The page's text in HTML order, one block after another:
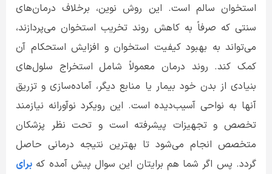
استخوان سالم است. این روش نوین، برخلاف درمان‌های
سنتی که صرفاً به کاهش روند تخریب استخوان می‌پردازند،
می‌تواند به بهبود کیفیت استخوان و افزایش استحکام آن
کمک کند. روند درمان معمولاً شامل استخراج سلول‌های
بنیادی از بدن خود بیمار یا منابع دیگر، آماده‌سازی و تزریق
آنها به نواحی آسیب‌دیده است. این رویکرد نوآورانه نیازمند
تخصص و تجهیزات پیشرفته است و تحت نظر پزشکان
متخصص انجام می‌شود تا بهترین نتیجه درمانی حاصل
گردد. پس اگر شما هم برایتان این سوال پیش آمده که برای